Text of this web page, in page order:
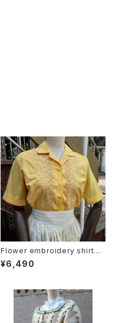
Flower embroidery shirt
花刺繍半袖シャツ 開襟シャツ
¥6,490